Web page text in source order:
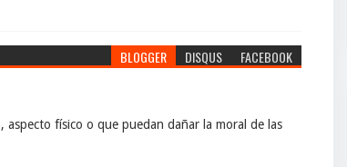
BLOGGER DISQUS FACEBOOK
físico o que puedan dañar la moral de las